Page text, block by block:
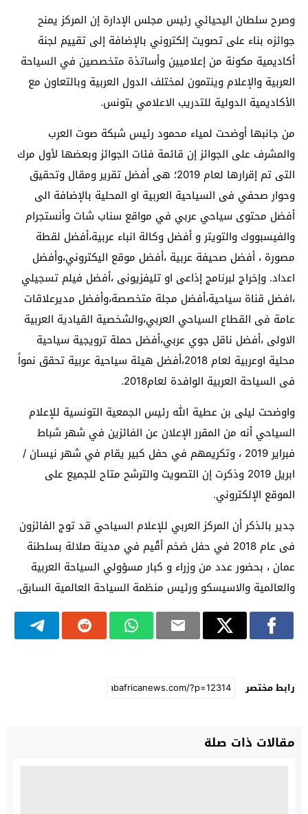
وصرح سلطان اليحيائي رئيس مجلس الإدارة إن المركز يمنح
جوائزه بناء على تصويت إلكتروني بالإضافة إلى تقييم لجنة
أكاديمية مكونة من إعلاميين وأساتذة متخصصين في السياحة
العربية والإعلام وينتمون لمختلف الدول العربية وبالتعاون مع
الأكاديمية الدولية للتدريب الاعلامي بتونس.
من جانبها أوضحت لمياء محمود رئيس شبكة صوت العرب
والمشرف على الجوائز إن قائمة فئات الجوائز وبعضها لأول مرك
التى تم إقرارها لعام 2019؛ هى أفضل تقرير ومقال وتحقيق
وحوار صحفي فى السياحية العربية او المحلية بالإضافة الى
أفضل محتوى سياحي عربي في مواقع سناب شات وأنستجرام
والفيسبووك والتويتر و أفضل وكالة انباء عربية،أفضل لقطة
مصورة ، أفضل صحيفة عربية ،أفضل موقع اليكتروني،وأفضل
اعداد. وإخراج لبرنامج إذاعى او تليفزيونى ،أفضل فيلم تسجيلي
،افضل قناة سياحية،أفضل مجلة متخصصة،وأفضل مديرعلاقات
عامة فى القطاع السياحي العربي،والشخصية القيادية العربية
الاولى ،أفضل ناقل جوي عربي،أفضل حملة ترويجية سياحية
محلية اوعربية لعام 2018،أفضل هيئة سياحية عربية تحقق نمواً
فى السياحة العربية الوافدة لعام2018.
واوضحت ليلى بن عطية الله رئيس الجمعية التونسية للإعلام
السياحي أنه من المقرر الإعلان عن الفائزين في شهر شباط
فبراير 2019 ، وتكريمهم في حفل كبير يقام في شهر نيسان /
ابريل 2019 وذكرت إن التصويت والترشح متاح للجميع على
الموقع الإلكتروني.
جدير بالذكر أن المركز العربي للإعلام السياحي قد توج الفائزون
فى عام 2018 في حفل ضخم أقُيم في مدينة صلالة بسلطنة
عمان ، بحضور عدد من وزراء و كبار مسؤولي السياحة العربية
والعالمية والاسيسكو ورئيس منظمة السياحة العالمية السابق.
رابط مختصر
مقالات ذات صلة